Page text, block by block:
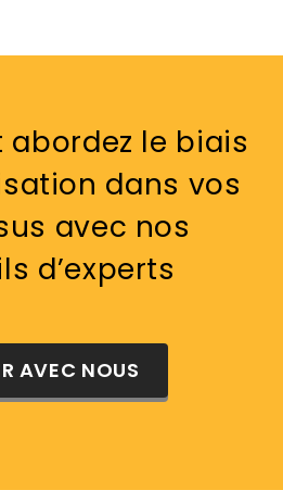
abordez le biais
dans vos
avec nos
d’experts
AVEC NOUS